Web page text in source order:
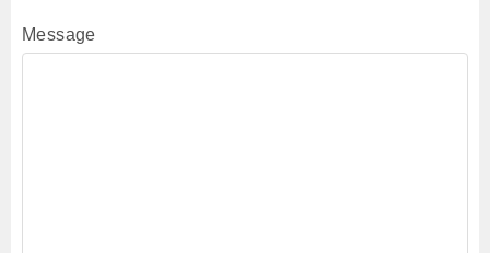
Message